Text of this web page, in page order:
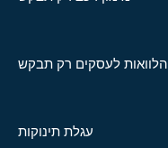
הלוואות לעסקים רק תבקש
עגלת תינוקות